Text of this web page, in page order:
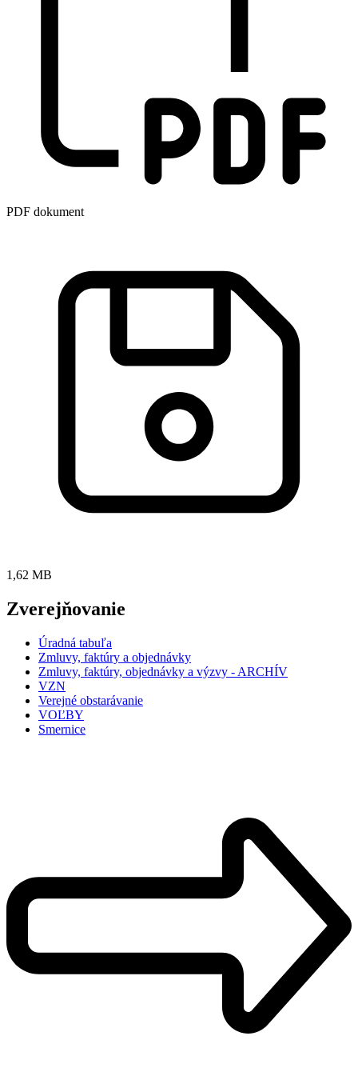
PDF dokument
1,62 MB
Zverejňovanie
Úradná tabuľa
Zmluvy, faktúry a objednávky
Zmluvy, faktúry, objednávky a výzvy - ARCHÍV
VZN
Verejné obstarávanie
VOĽBY
Smernice